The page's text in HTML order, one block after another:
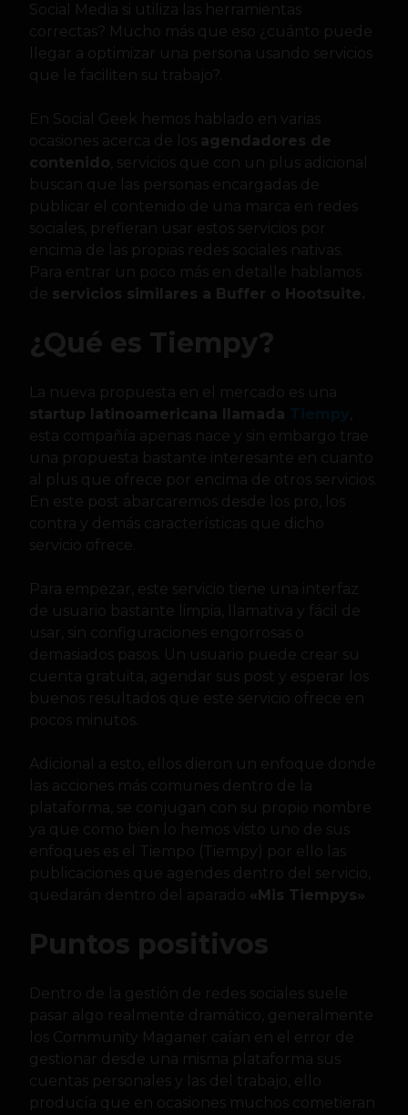
Social Media si utiliza las herramientas
correctas? Mucho más que eso ¿cuánto puede
llegar a optimizar una persona usando servicios
que le faciliten su trabajo?.
En Social Geek hemos hablado en varias
ocasiones acerca de los agendadores de
contenido , servicios que con un plus adicional
buscan que las personas encargadas de
publicar el contenido de una marca en redes
sociales, prefieran usar estos servicios por
encima de las propias redes sociales nativas.
Para entrar un poco más en detalle hablamos
de servicios similares a Buffer o Hootsuite.
¿Qué es Tiempy?
La nueva propuesta en el mercado es una
startup latinoamericana llamada
esta compañía apenas nace y sin embargo trae
una propuesta bastante interesante en cuanto
al plus que ofrece por encima de otros servicios.
En este post abarcaremos desde los pro, los
contra y demás características que dicho
servicio ofrece.
Para empezar, este servicio tiene una interfaz
de usuario bastante limpia, llamativa y fácil de
usar, sin configuraciones engorrosas o
demasiados pasos. Un usuario puede crear su
cuenta gratuita, agendar sus post y esperar los
buenos resultados que este servicio ofrece en
pocos minutos.
Adicional a esto, ellos dieron un enfoque donde
las acciones más comunes dentro de la
plataforma, se conjugan con su propio nombre
ya que como bien lo hemos visto uno de sus
enfoques es el Tiempo (Tiempy) por ello las
publicaciones que agendes dentro del servicio,
quedarán dentro del aparado
«Mis Tiempys»
Puntos positivos
Dentro de la gestión de redes sociales suele
pasar algo realmente dramático, generalmente
los Community Maganer caían en el error de
gestionar desde una misma plataforma sus
cuentas personales y las del trabajo, ello
producía que en ocasiones muchos cometieran